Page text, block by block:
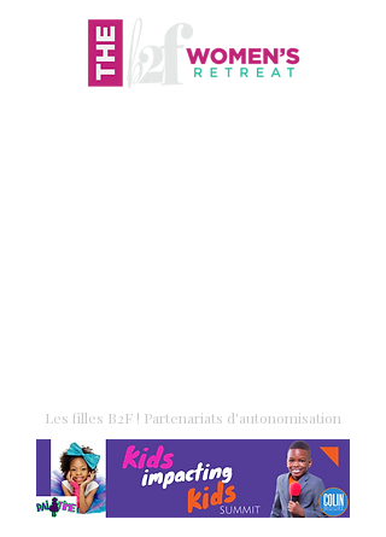
Les filles B2F ! Partenariats d'autonomisation